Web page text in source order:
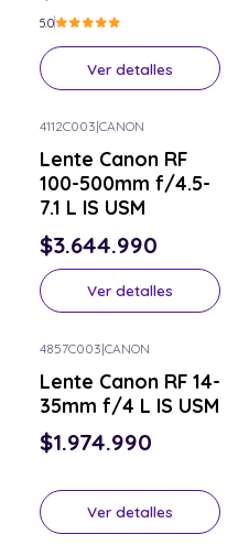
5.0
Ver detalles
4112C003|CANON
Lente Canon RF
100-500mm f/4.5-
7.1 L IS USM
$3.644.990
Ver detalles
4857C003|CANON
Lente Canon RF 14-
35mm f/4 L IS USM
$1.974.990
Ver detalles